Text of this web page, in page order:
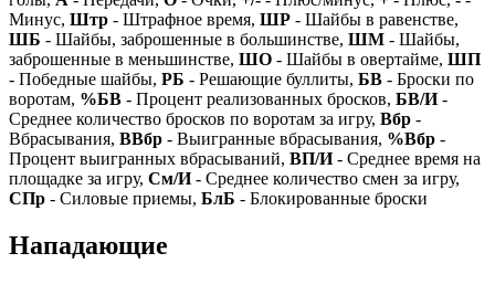
Минус, Штр - Штрафное время, ШР - Шайбы в равенстве,
ШБ - Шайбы, заброшенные в большинстве, ШМ - Шайбы,
заброшенные в меньшинстве, ШО - Шайбы в овертайме, ШП
- Победные шайбы, РБ - Решающие буллиты, БВ - Броски по
воротам, %БВ - Процент реализованных бросков, БВ/И-
Среднее количество бросков по воротам за игру, Вбр -
Вбрасывания, ВВбр - Выигранные вбрасывания, %Вбр -
Процент выигранных вбрасываний, ВП/И- Среднее время на
площадке за игру, См/И- Среднее количество смен за игру,
СПр - Силовые приемы, БлБ - Блокированные броски
Нападающие